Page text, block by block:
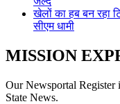
खेलों का हब बन रहा
सीएम धामी
MISSION
Our Newsportal Register
State News.